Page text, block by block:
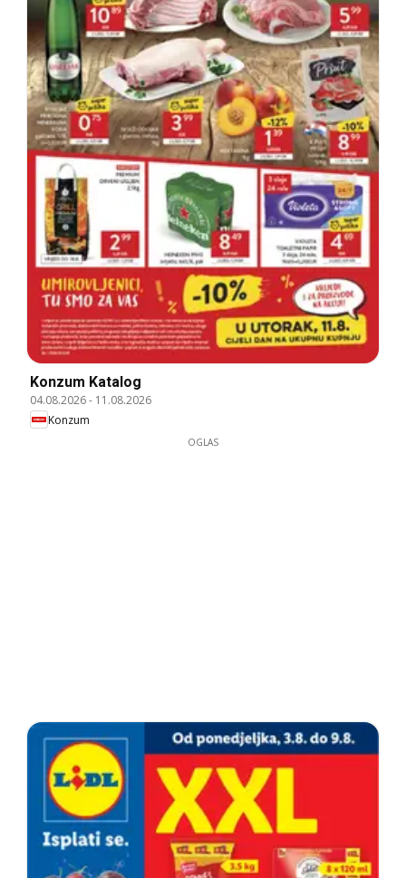
Konzum Katalog
04.08.2026- 11.08.2026
Konzum
OGLAS